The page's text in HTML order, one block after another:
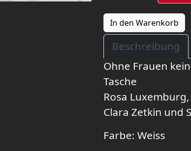
In den Warenkorb
Beschreibung
Ohne Frauen
Tasche
Rosa
Clara Zetkin und
Farbe: Weiss